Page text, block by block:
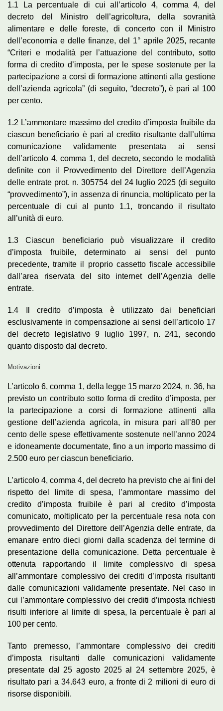
1.1 La percentuale di cui all’articolo 4, comma 4, del
decreto del Ministro dell’agricoltura, della sovranità
alimentare e delle foreste, di concerto con il Ministro
dell’economia e delle finanze, del 1° aprile 2025, recante
“Criteri e modalità per l’attuazione del contributo, sotto
forma di credito d’imposta, per le spese sostenute per la
partecipazione a corsi di formazione attinenti alla gestione
dell’azienda agricola” (di seguito, “decreto”), è pari al 100
per cento.
1.2 L’ammontare massimo del credito d’imposta fruibile da
ciascun beneficiario è pari al credito risultante dall’ultima
comunicazione validamente presentata ai sensi
dell’articolo 4, comma 1, del decreto, secondo le modalità
definite con il Provvedimento del Direttore dell’Agenzia
delle entrate prot. n. 305754 del 24 luglio 2025 (di seguito
“provvedimento”), in assenza di rinuncia, moltiplicato per la
percentuale di cui al punto 1.1, troncando il risultato
all’unità di euro.
1.3 Ciascun beneficiario può visualizzare il credito
d’imposta fruibile, determinato ai sensi del punto
precedente, tramite il proprio cassetto fiscale accessibile
dall’area riservata del sito internet dell’Agenzia delle
entrate.
1.4 Il credito d’imposta è utilizzato dai beneficiari
esclusivamente in compensazione ai sensi dell’articolo 17
del decreto legislativo 9 luglio 1997, n. 241, secondo
quanto disposto dal decreto.
Motivazioni
L’articolo 6, comma 1, della legge 15 marzo 2024, n. 36, ha
previsto un contributo sotto forma di credito d’imposta, per
la partecipazione a corsi di formazione attinenti alla
gestione dell’azienda agricola, in misura pari all’80 per
cento delle spese effettivamente sostenute nell’anno 2024
e idoneamente documentate, fino a un importo massimo di
2.500 euro per ciascun beneficiario.
L’articolo 4, comma 4, del decreto ha previsto che ai fini del
rispetto del limite di spesa, l’ammontare massimo del
credito d’imposta fruibile è pari al credito d’imposta
comunicato, moltiplicato per la percentuale resa nota con
provvedimento del Direttore dell’Agenzia delle entrate, da
emanare entro dieci giorni dalla scadenza del termine di
presentazione della comunicazione. Detta percentuale è
ottenuta rapportando il limite complessivo di spesa
all’ammontare complessivo dei crediti d’imposta risultanti
dalle comunicazioni validamente presentate. Nel caso in
cui l’ammontare complessivo dei crediti d’imposta richiesti
risulti inferiore al limite di spesa, la percentuale è pari al
100 per cento.
Tanto premesso, l’ammontare complessivo dei crediti
d’imposta risultanti dalle comunicazioni validamente
presentate dal 25 agosto 2025 al 24 settembre 2025, è
risultato pari a 34.643 euro, a fronte di 2 milioni di euro di
risorse disponibili.